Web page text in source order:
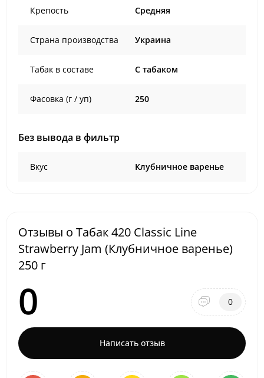
Крепость Средняя
Страна производства Украина
Табак в составе C табаком
Фасовка (г / уп) 250
Без вывода в фильтр
Вкус Клубничное варенье
Отзывы о Табак 420 Classic Line
Strawberry Jam (Клубничное варенье)
250 г
0 0
Написать отзыв